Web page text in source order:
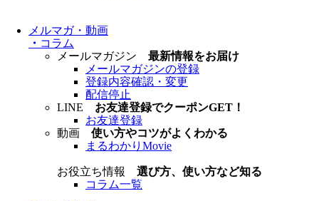
メルマガ・動画
・ コラム
メールマガジン 最新情報をお届け
メールマガジンの登録
登録内容確認・変更
配信停止
LINE お友達登録でクーポンGET！
お友達登録
動画 使い方やコツがよくわかる
まるわかりMovie
お役立ち情報 選び方、使い方など知る
コラム一覧